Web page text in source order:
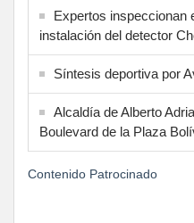
Expertos inspeccionan
instalación del detector
Síntesis deportiva por
Alcaldía de Alberto
Boulevard de la Plaza
Contenido Patrocinado